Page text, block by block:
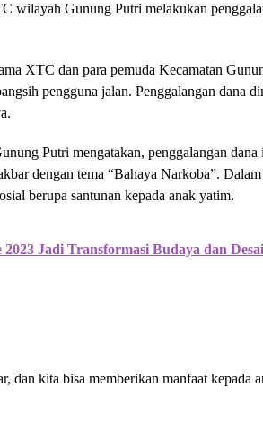
wilayah Gunung Putri melakukan
XTC dan para pemuda Kecamatan
pengguna jalan. Penggalangan dana
Putri mengatakan, penggalangan dana
dengan tema “Bahaya Narkoba”. Dalam
berupa santunan kepada anak yatim.
Jadi Transformasi Budaya dan
dan kita bisa memberikan manfaat kepada